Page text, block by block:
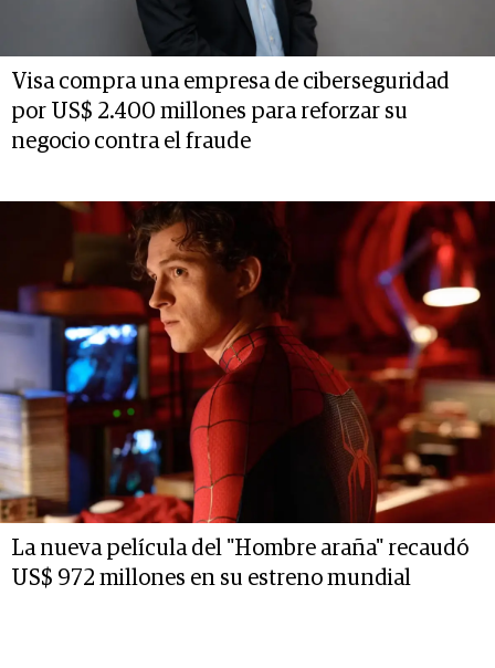
Visa compra una empresa de ciberseguridad
por US$ 2.400 millones para reforzar su
negocio contra el fraude
La nueva película del "Hombre araña" recaudó
US$ 972 millones en su estreno mundial